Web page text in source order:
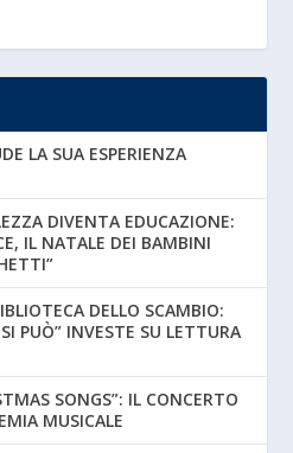
LA SUA ESPERIENZA
DIVENTA EDUCAZIONE:
IL NATALE DEI BAMBINI
DELLO SCAMBIO:
PUÒ” INVESTE SU LETTURA
SONGS”: IL CONCERTO
MUSICALE